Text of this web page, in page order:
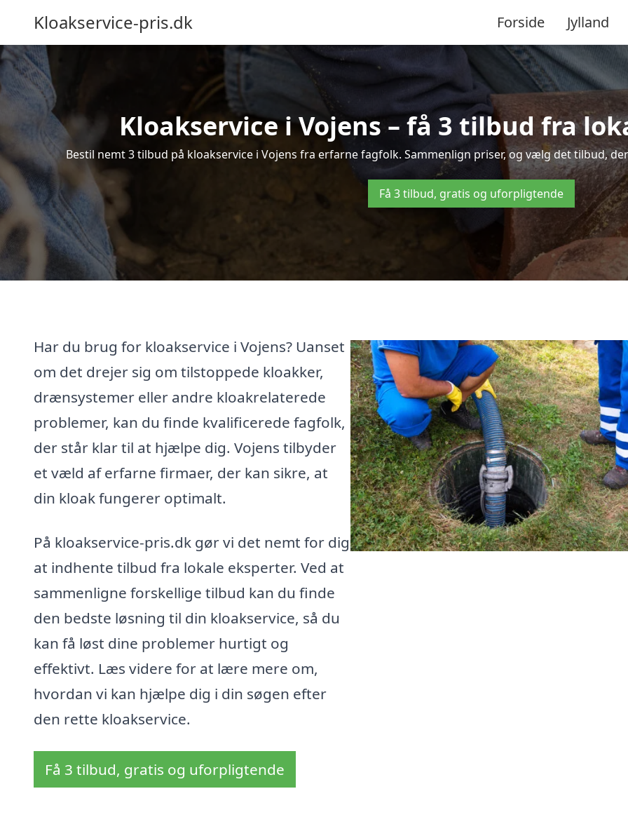
Kloakservice-pris.dk Forside Jylland
Kloakservice i Vojens – få 3 tilbud fra
Bestil nemt 3 tilbud på kloakservice i Vojens fra erfarne fagfolk. Sammenlign priser, og vælg det tilbud,
Få 3 tilbud, gratis og uforpligtende
Har du brug for kloakservice i Vojens? Uanset
om det drejer sig om tilstoppede kloakker,
drænsystemer eller andre kloakrelaterede
problemer, kan du finde kvalificerede fagfolk,
der står klar til at hjælpe dig. Vojens tilbyder
et væld af erfarne firmaer, der kan sikre, at
din kloak fungerer optimalt.
På kloakservice-pris.dk gør vi det nemt for dig
at indhente tilbud fra lokale eksperter. Ved at
sammenligne forskellige tilbud kan du finde
den bedste løsning til din kloakservice, så du
kan få løst dine problemer hurtigt og
effektivt. Læs videre for at lære mere om,
hvordan vi kan hjælpe dig i din søgen efter
den rette kloakservice.
Få 3 tilbud, gratis og uforpligtende